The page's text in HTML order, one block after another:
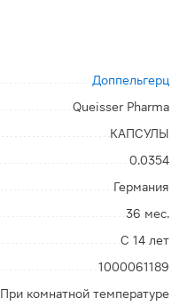
Доппельгерц
Queisser Pharma
КАПСУЛЫ
0.0354
Германия
36 мес.
С 14 лет
1000061189
При комнатной температуре